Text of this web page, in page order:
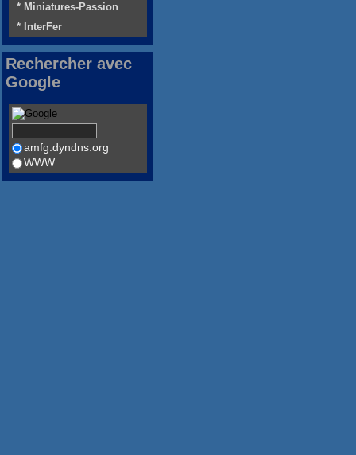
* Miniatures-Passion
* InterFer
Rechercher avec
Google
amfg.dyndns.org
WWW